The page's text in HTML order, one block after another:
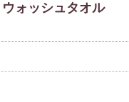
ウォッシュタオル